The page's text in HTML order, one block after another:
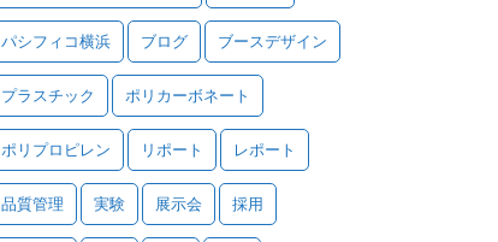
パシフィコ横浜 ブログ ブースデザイン
プラスチック ポリカーボネート
ポリプロピレン リポート レポート
品質管理 実験 展示会 採用